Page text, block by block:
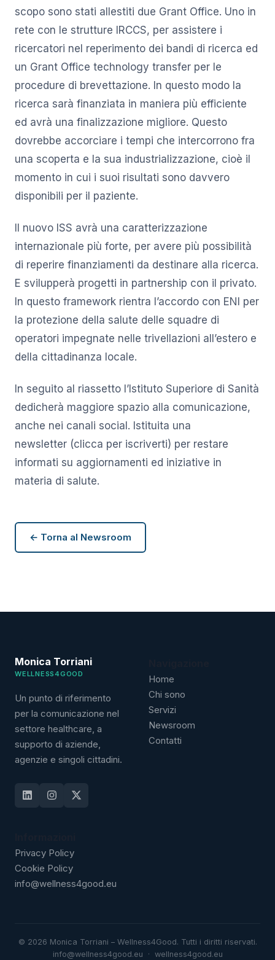
scopo sono stati allestiti due Grant Office. Uno in
rete con le strutture IRCCS, per assistere i
ricercatori nel reperimento dei bandi di ricerca ed
un Grant Office technology transfer per le
procedure di brevettazione. In questo modo la
ricerca sarà finanziata in maniera più efficiente
ed avrà una finalizzazione migliore. Questo
dovrebbe accorciare i tempi che intercorrono fra
una scoperta e la sua industrializzazione, cioè il
momento in cui i suoi risultati sono davvero
disponibili per il paziente.
Il nuovo ISS avrà una caratterizzazione
internazionale più forte, per avere più possibilità
di reperire finanziamenti da destinare alla ricerca.
E svilupperà progetti in partnership con il privato.
In questo framework rientra l’accordo con ENI per
la protezione della salute delle squadre di
operatori impegnate nelle trivellazioni all’estero e
della cittadinanza locale.
In seguito al riassetto l’Istituto Superiore di Sanità
dedicherà maggiore spazio alla comunicazione,
anche nei canali social. Istituita una
newsletter (clicca per iscriverti) per restare
informati su aggiornamenti ed iniziative in
materia di salute.
← Torna al Newsroom
Monica Torriani
WELLNESS4GOOD
Un punto di riferimento
per la comunicazione nel
settore healthcare, a
supporto di aziende,
agenzie e singoli cittadini.
Home
Chi sono
Servizi
Newsroom
Contatti
Privacy Policy
Cookie Policy
info@wellness4good.eu
© 2026 Monica Torriani – Wellness4Good. Tutti i diritti riservati.
info@wellness4good.eu · wellness4good.eu